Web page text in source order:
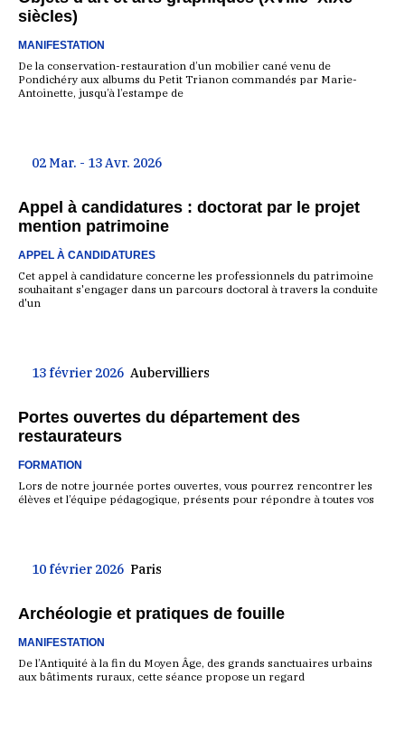
siècles)
MANIFESTATION
De la conservation-restauration d’un mobilier cané venu de
Pondichéry aux albums du Petit Trianon commandés par Marie-
Antoinette, jusqu’à l’estampe de
02 Mar. - 13 Avr. 2026
Appel à candidatures : doctorat par le projet
mention patrimoine
APPEL À CANDIDATURES
Cet appel à candidature concerne les professionnels du patrimoine
souhaitant s'engager dans un parcours doctoral à travers la conduite
d'un
13 février 2026 Aubervilliers
Portes ouvertes du département des
restaurateurs
FORMATION
Lors de notre journée portes ouvertes, vous pourrez rencontrer les
élèves et l’équipe pédagogique, présents pour répondre à toutes vos
10 février 2026 Paris
Archéologie et pratiques de fouille
MANIFESTATION
De l’Antiquité à la fin du Moyen Âge, des grands sanctuaires urbains
aux bâtiments ruraux, cette séance propose un regard